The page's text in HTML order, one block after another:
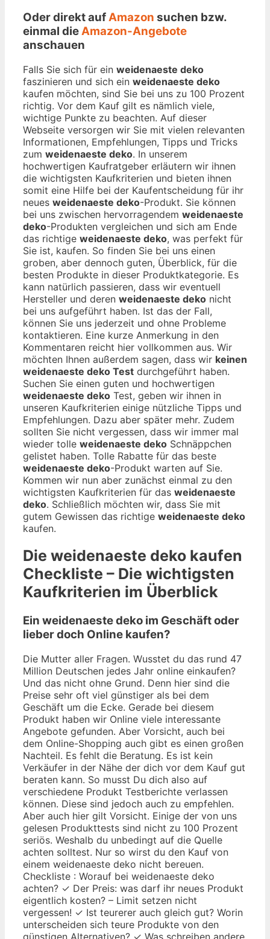
Oder direkt aufAmazon suchen bzw.
einmal dieAmazon-Angebote
anschauen
Falls Sie sich für ein weidenaeste deko
faszinieren und sich ein weidenaeste deko
kaufen möchten, sind Sie bei uns zu 100 Prozent
richtig. Vor dem Kauf gilt es nämlich viele,
wichtige Punkte zu beachten. Auf dieser
Webseite versorgen wir Sie mit vielen relevanten
Informationen, Empfehlungen, Tipps und Tricks
zum weidenaeste deko. In unserem
hochwertigen Kaufratgeber erläutern wir ihnen
die wichtigsten Kaufkriterien und bieten ihnen
somit eine Hilfe bei der Kaufentscheidung für ihr
neues weidenaeste deko-Produkt. Sie können
bei uns zwischen hervorragendem weidenaeste
deko-Produkten vergleichen und sich am Ende
das richtige weidenaeste deko, was perfekt für
Sie ist, kaufen. So finden Sie bei uns einen
groben, aber dennoch guten, Überblick, für die
besten Produkte in dieser Produktkategorie. Es
kann natürlich passieren, dass wir eventuell
Hersteller und deren weidenaeste deko nicht
bei uns aufgeführt haben. Ist das der Fall,
können Sie uns jederzeit und ohne Probleme
kontaktieren. Eine kurze Anmerkung in den
Kommentaren reicht hier vollkommen aus. Wir
möchten Ihnen außerdem sagen, dass wir keinen
weidenaeste deko Test durchgeführt haben.
Suchen Sie einen guten und hochwertigen
weidenaeste deko Test, geben wir ihnen in
unseren Kaufkriterien einige nützliche Tipps und
Empfehlungen. Dazu aber später mehr. Zudem
sollten Sie nicht vergessen, dass wir immer mal
wieder tolle weidenaeste deko Schnäppchen
gelistet haben. Tolle Rabatte für das beste
weidenaeste deko-Produkt warten auf Sie.
Kommen wir nun aber zunächst einmal zu den
wichtigsten Kaufkriterien für das weidenaeste
deko. Schließlich möchten wir, dass Sie mit
gutem Gewissen das richtige weidenaeste deko
kaufen.
Die weidenaeste deko kaufen
Checkliste – Die wichtigsten
Kaufkriterien im Überblick
Ein weidenaeste deko im Geschäft oder
lieber doch Online kaufen?
Die Mutter aller Fragen. Wusstet du das rund 47
Million Deutschen jedes Jahr online einkaufen?
Und das nicht ohne Grund. Denn hier sind die
Preise sehr oft viel günstiger als bei dem
Geschäft um die Ecke. Gerade bei diesem
Produkt haben wir Online viele interessante
Angebote gefunden. Aber Vorsicht, auch bei
dem Online-Shopping auch gibt es einen großen
Nachteil. Es fehlt die Beratung. Es ist kein
Verkäufer in der Nähe der dich vor dem Kauf gut
beraten kann. So musst Du dich also auf
verschiedene Produkt Testberichte verlassen
können. Diese sind jedoch auch zu empfehlen.
Aber auch hier gilt Vorsicht. Einige der von uns
gelesen Produkttests sind nicht zu 100 Prozent
seriös. Weshalb du unbedingt auf die Quelle
achten solltest. Nur so wirst du den Kauf von
einem weidenaeste deko nicht bereuen.
Checkliste : Worauf bei weidenaeste deko
achten? ✓ Der Preis: was darf ihr neues Produkt
eigentlich kosten? – Limit setzen nicht
vergessen! ✓ Ist teurerer auch gleich gut? Worin
unterscheiden sich teure Produkte von den
günstigen Alternativen? ✓ Was schreiben andere